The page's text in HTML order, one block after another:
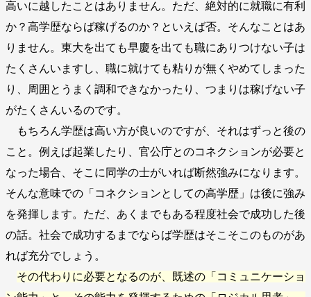
高いに越したことはありません。ただ、絶対的に就職に有利
か？高学歴ならば稼げるのか？といえば否。そんなことはあ
りません。東大を出ても早慶を出ても職にありつけない子は
たくさんいますし、職に就けても粘りが無くやめてしまった
り、周囲とうまく調和できなかったり、つまりは稼げない子
がたくさんいるのです。
もちろん学歴は高い方が良いのですが、それはずっと後の
こと。例えば起業したり、官公庁とのコネクションが必要と
なった場合、そこに同学の士がいれば断然強みになります。
そんな意味での「コネクションとしての高学歴」は後に強み
を発揮します。ただ、あくまでもある程度社会で成功した後
の話。社会で成功するまでならば学歴はそこそこのものがあ
れば充分でしょう。
その代わりに必要となるのが、既述の「コミュニケーショ